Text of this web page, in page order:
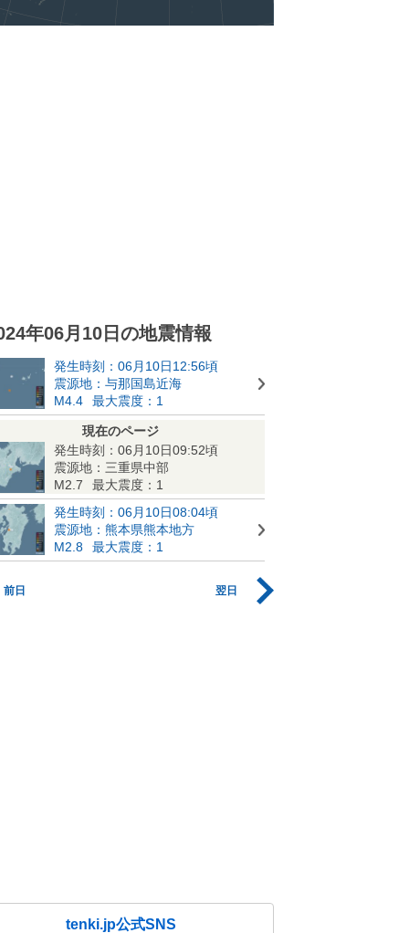
年06月10日の地震情報
発生時刻：06月10日12:56頃
震源地：与那国島近海
M4.4
最大震度：1
現在のページ
発生時刻：06月10日09:52頃
震源地：三重県中部
M2.7
最大震度：1
発生時刻：06月10日08:04頃
震源地：熊本県熊本地方
M2.8
最大震度：1
前日 翌日
tenki.jp公式SNS